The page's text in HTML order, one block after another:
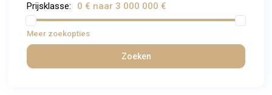
Prijsklasse: 0 € naar 3 000 000 €
Meer zoekopties
Zoeken